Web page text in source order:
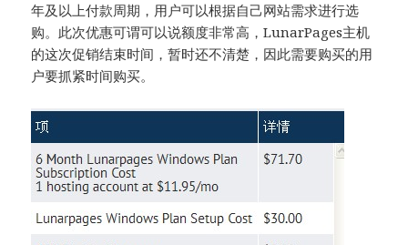
年及以上付款周期，用户可以根据自己网站需求进行选
购。此次优惠可谓可以说额度非常高，LunarPages主机
的这次促销结束时间，暂时还不清楚，因此需要购买的用
户要抓紧时间购买。